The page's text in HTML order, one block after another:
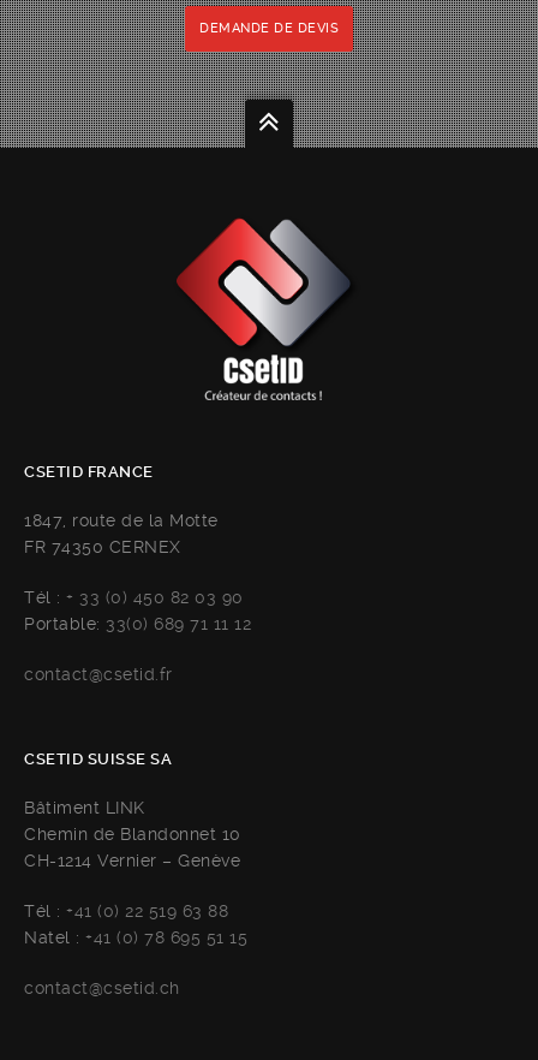
DEMANDE DE DEVIS
CSETID FRANCE
1847, route de la Motte
FR 74350 CERNEX
Tél : + 33 (0) 450 82 03 90
Portable: 33(0) 689 71 11 12
contact@csetid.fr
CSETID SUISSE SA
Bâtiment LINK
Chemin de Blandonnet 10
CH-1214 Vernier – Genève
Tél : +41 (0) 22 519 63 88
Natel : +41 (0) 78 695 51 15
contact@csetid.ch